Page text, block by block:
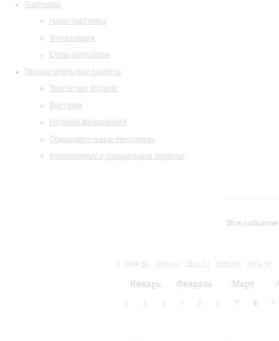
Партнеры
Наши партнеры
Фотогалерея
Стать партнером
Просветительские проекты
Творческие встречи
Выставки
Издания филармонии
Образовательные программы
Инклюзивные и специальные проекты
Все события
2019/20
2020/21 2021/22 2022/23
2023/24
Январь Февраль Март
1 2 3 4 5 6 7 8 9